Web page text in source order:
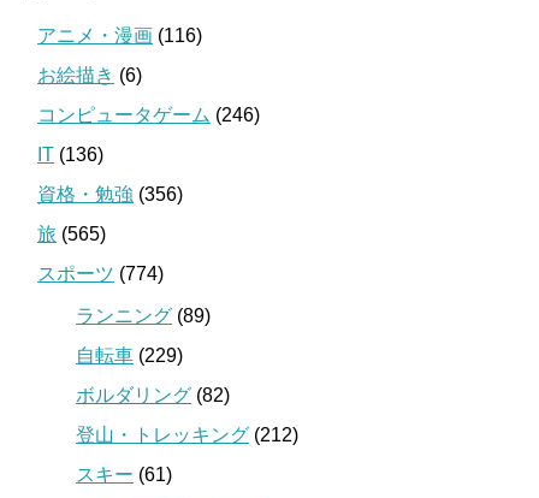
アニメ・漫画 (116)
お絵描き (6)
コンピュータゲーム (246)
IT (136)
資格・勉強 (356)
旅 (565)
スポーツ (774)
ランニング (89)
自転車 (229)
ボルダリング (82)
登山・トレッキング (212)
スキー (61)